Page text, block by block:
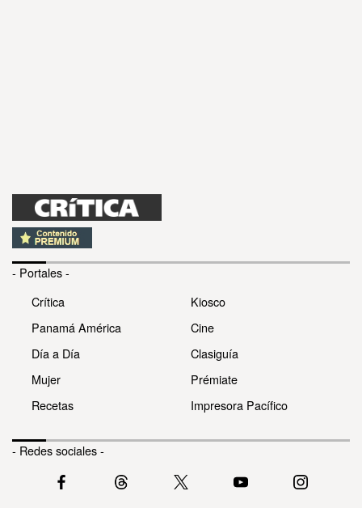
- Portales -
Crítica
Panamá América
Día a Día
Mujer
Recetas
Kiosco
Cine
Clasiguía
Prémiate
Impresora Pacífico
- Redes sociales -